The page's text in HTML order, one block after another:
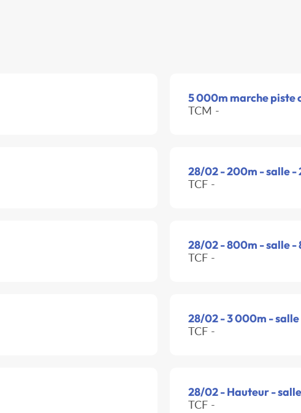
5 000m marche piste
TCM -
28/02 - 200m - salle -
TCF -
28/02 - 800m - salle -
TCF -
28/02 - 3 000m -
TCF -
28/02 - Hauteur - salle
TCF -